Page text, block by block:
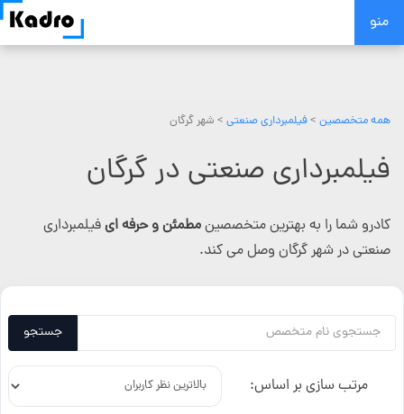
Skip
منو
همه متخصصین >فیلمبرداری صنعتی > شهر گرگان
فیلمبرداری صنعتی در گرگان
کادرو شما را به بهترین متخصصینمطمئن و حرفه ایفیلمبرداری
صنعتی در شهر گرگان وصل می کند.
جستجو
مرتب سازی بر اساس: